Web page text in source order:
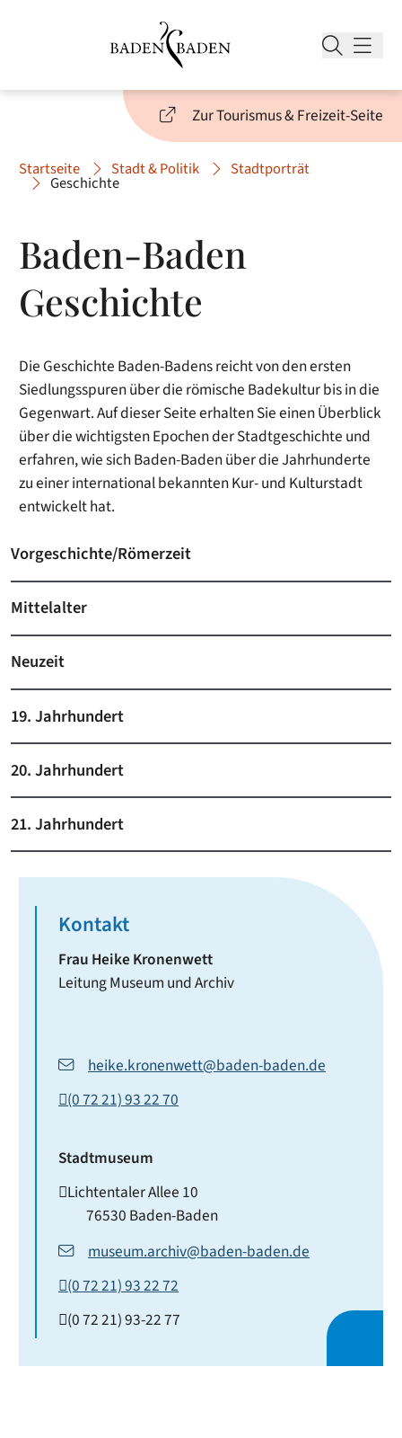
Zur Tourismus & Freizeit-Seite
Startseite Stadt & Politik Stadtporträt
Geschichte
Baden-Baden
Geschichte
Die Geschichte Baden-Badens reicht von den ersten
Siedlungsspuren über die römische Badekultur bis in die
Gegenwart. Auf dieser Seite erhalten Sie einen Überblick
über die wichtigsten Epochen der Stadtgeschichte und
erfahren, wie sich Baden-Baden über die Jahrhunderte
zu einer international bekannten Kur- und Kulturstadt
entwickelt hat.
Vorgeschichte/Römerzeit
Mittelalter
Neuzeit
19. Jahrhundert
20. Jahrhundert
21. Jahrhundert
Kontakt
Frau HeikeKronenwett
Leitung Museum und Archiv
heike.kronenwett@baden-baden.de
(07221) 932270
Stadtmuseum
Lichtentaler Allee 10
76530 Baden-Baden
museum.archiv@baden-baden.de
(07221) 932272
(07221) 93-2277